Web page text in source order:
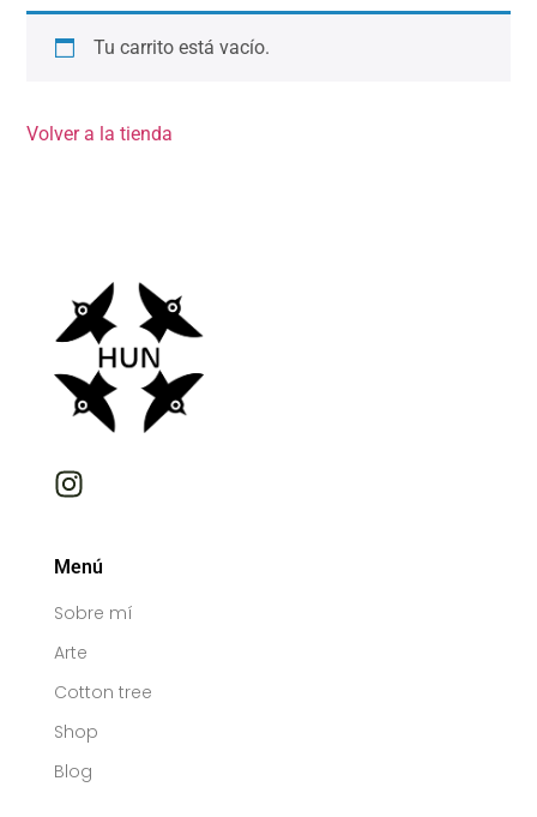
Tu carrito está vacío.
Volver a la tienda
Menú
Sobre mí
Arte
Cotton tree
Shop
Blog